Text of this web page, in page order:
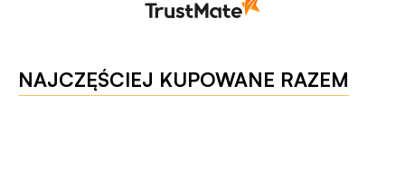
NAJCZĘŚCIEJ KUPOWANE RAZEM